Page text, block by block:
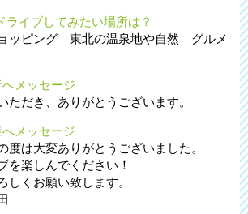
イブしてみたい場所は？
ッピング 東北の温泉地や自然 グルメ
メッセージ
ただき、ありがとうございます。
メッセージ
度は大変ありがとうございました。
を楽しんでください！
しくお願い致します。